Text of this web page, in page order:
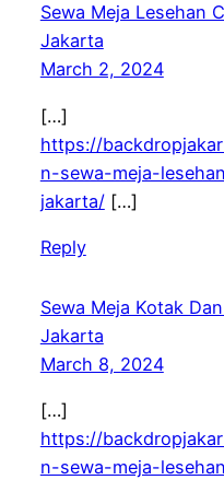
Sewa Meja Lesehan
Jakarta
March 2, 2024
[…]
https://
n-sewa-meja-
jakarta/[…]
Reply
Sewa Meja Kotak
Jakarta
March 8, 2024
[…]
https://
n-sewa-meja-